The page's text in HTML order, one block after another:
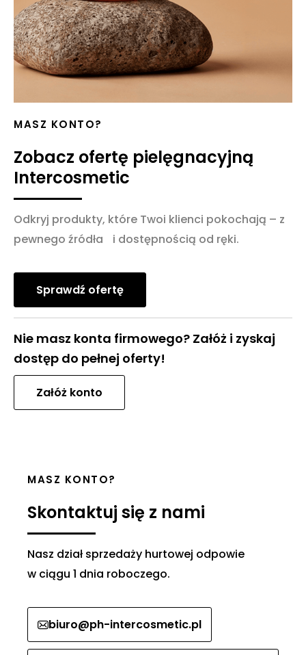
MASZ KONTO?
Zobacz ofertę pielęgnacyjną
Intercosmetic
Odkryj produkty, które Twoi klienci pokochają – z
pewnego źródła i dostępnością od ręki.
Sprawdź ofertę
Nie masz konta firmowego? Załóż i zyskaj
dostęp do pełnej oferty!
Załóż konto
MASZ KONTO?
Skontaktuj się z nami
Nasz dział sprzedaży hurtowej odpowie
w ciągu 1 dnia roboczego.
biuro@ph-intercosmetic.pl